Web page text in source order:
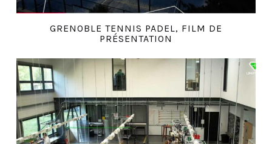
GRENOBLE TENNIS PADEL, FILM DE
PRÉSENTATION